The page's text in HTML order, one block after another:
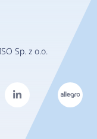
Sp. z o.o.